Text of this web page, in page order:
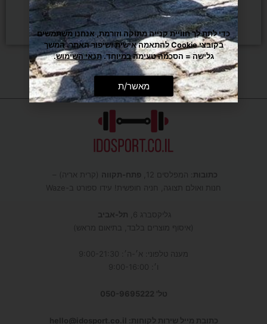
₪1,190
הוספה לסל
₪ 590
הוספה לסל
כתובות : המפלסים 12, פתח-תקווה (קרית אריה) –
חנות ואולם תצוגה, חניה חופשית! עידו ספורט ב-Waze
גליקסברג 6,
תל-אביב
(איסוף מוצרים בלבד, בתיאום מראש)
מענה טלפוני: א׳-ה׳: 9:00-21:30
ו׳: 9:00-16:00
טל' 050-9695222
כתובת מייל שירות לקוחות: hello@idosport.co.il
כדי לתת לך חוויית קנייה מתוקה וזורמת, אנחנו משתמשים
בקובצי Cookie להתאמה אישית ושיפור האתר. המשך
גלישה = הסכמה טעימה במיוחד.תנאי השימוש.
מאשר/ת